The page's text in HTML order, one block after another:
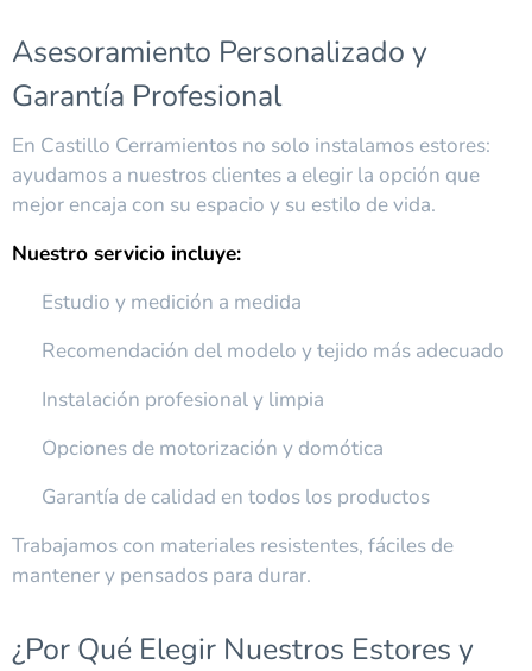
Asesoramiento Personalizado y
Garantía Profesional
En Castillo Cerramientos no solo instalamos estores:
ayudamos a nuestros clientes a elegir la opción que
mejor encaja con su espacio y su estilo de vida.
Nuestro servicio incluye:
✔ Estudio y medición a medida
✔ Recomendación del modelo y tejido más adecuado
✔ Instalación profesional y limpia
✔ Opciones de motorización y domótica
✔ Garantía de calidad en todos los productos
Trabajamos con materiales resistentes, fáciles de
mantener y pensados para durar.
¿Por Qué Elegir Nuestros Estores y